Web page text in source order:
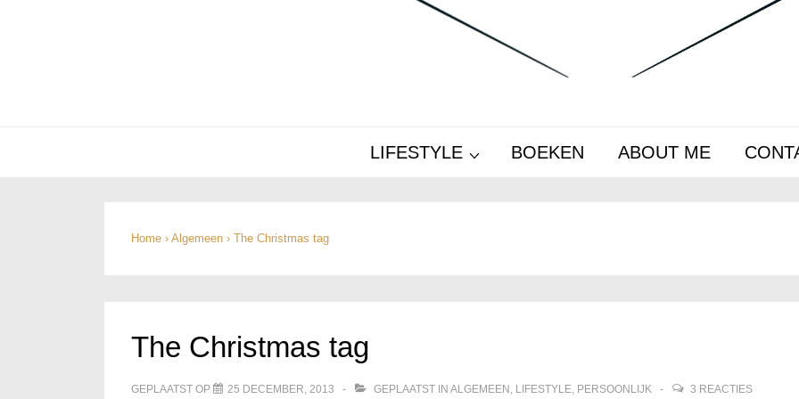
LIFESTYLE BOEKEN ABOUT ME
Home › Algemeen › The Christmas tag
The Christmas tag
GEPLAATST OP 25 DECEMBER, 2013 GEPLAATST IN ALGEMEEN , LIFESTYLE, PERSOONLIJK 3 REACTIES